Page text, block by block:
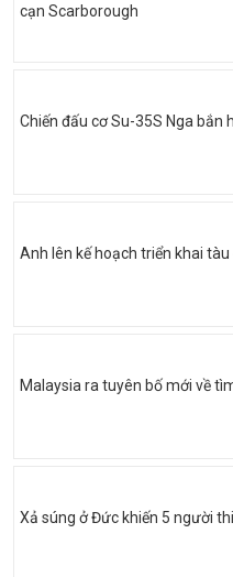
cạn Scarborough
Chiến đấu cơ Su-35S Nga bắn
Anh lên kế hoạch triển khai tàu
Malaysia ra tuyên bố mới về
Xả súng ở Đức khiến 5 người